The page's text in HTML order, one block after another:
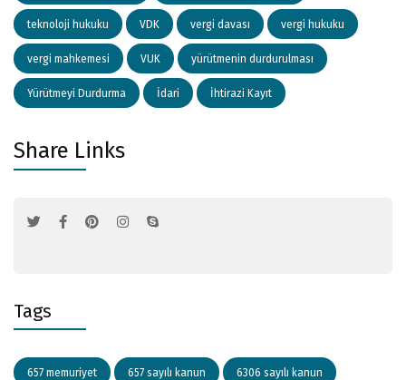
teknoloji hukuku VDK vergi davası vergi hukuku
vergi mahkemesi VUK yürütmenin durdurulması
Yürütmeyi Durdurma İdari İhtirazi Kayıt
Share Links
Tags
657 memuriyet 657 sayılı kanun 6306 sayılı kanun